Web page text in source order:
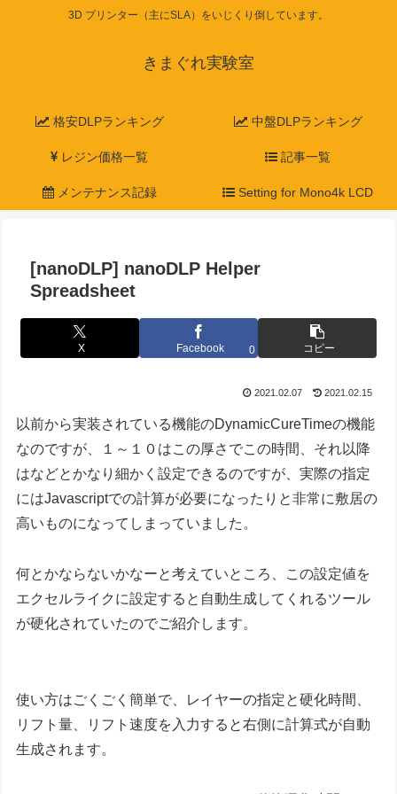
3D プリンター（主にSLA）をいじくり倒しています。
きまぐれ実験室
格安DLPランキング 中盤DLPランキング
レジン価格一覧 記事一覧
メンテナンス記録 Setting for Mono4k LCD
[nanoDLP] nanoDLP Helper
Spreadsheet
X Facebook 0 コピー
2021.02.07 2021.02.15
以前から実装されている機能のDynamicCureTimeの機能
なのですが、１～１０はこの厚さでこの時間、それ以降
はなどとかなり細かく設定できるのですが、実際の指定
にはJavascriptでの計算が必要になったりと非常に敷居の
高いものになってしまっていました。
何とかならないかなーと考えていところ、この設定値を
エクセルライクに設定すると自動生成してくれるツール
が硬化されていたのでご紹介します。
使い方はごくごく簡単で、レイヤーの指定と硬化時間、
リフト量、リフト速度を入力すると右側に計算式が自動
生成されます。